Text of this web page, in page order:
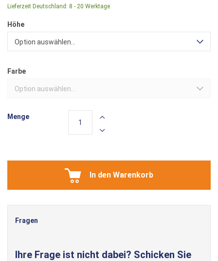
Lieferzeit Deutschland: 8 - 20 Werktage
Höhe
Option auswählen...
Farbe
Option auswählen...
Menge
In den Warenkorb
Fragen
Ihre Frage ist nicht dabei? Schicken Sie